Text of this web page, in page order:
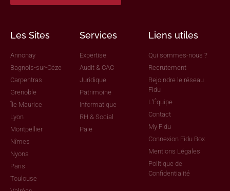
Les Sites
Annonay
Bagnols-sur-Cèze
Carpentras
Grenoble
Île Maurice
Lyon
Montpellier
Nîmes
Nyons
Paris
Toulouse
Services
Expertise
Audit & CAC
Juridique
Patrimoine
Informatique
RH & Social
Paie
Liens utiles
Qui sommes-nous ?
Recrutement
Rejoindre le réseau
Fidu
L'Équipe
Contact
My Fidu
Connexion Fidu Box
Mentions Légales
Politique de
Confidentialité